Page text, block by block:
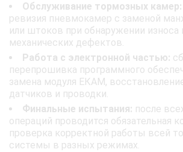
Обслуживание тормозных камер:
ревизия пневмокамер с заменой
или штоков при обнаружении износа
механических дефектов.
Работа с электронной частью:
перепрошивка программного
замена модуля ЕКАМ,
датчиков и проводки.
Финальные испытания: после
операций проводится обязательная
проверка корректной работы всей
системы в разных режимах.